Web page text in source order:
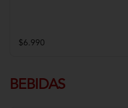
$6.990
BEBIDAS